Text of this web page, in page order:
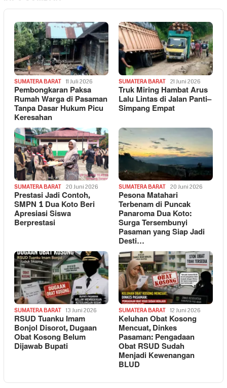
SUMATERA BARAT 11 Juli 2026
Pembongkaran Paksa
Rumah Warga di Pasaman
Tanpa Dasar Hukum Picu
Keresahan
SUMATERA BARAT 21 Juni 2026
Truk Miring Hambat Arus
Lalu Lintas di Jalan Panti–
Simpang Empat
SUMATERA BARAT 20 Juni 2026
Prestasi Jadi Contoh,
SMPN 1 Dua Koto Beri
Apresiasi Siswa
Berprestasi
SUMATERA BARAT 20 Juni 2026
Pesona Matahari
Terbenam di Puncak
Panaroma Dua Koto:
Surga Tersembunyi
Pasaman yang Siap Jadi
Desti…
SUMATERA BARAT 13 Juni 2026
RSUD Tuanku Imam
Bonjol Disorot, Dugaan
Obat Kosong Belum
Dijawab Bupati
SUMATERA BARAT 12 Juni 2026
Keluhan Obat Kosong
Mencuat, Dinkes
Pasaman: Pengadaan
Obat RSUD Sudah
Menjadi Kewenangan
BLUD